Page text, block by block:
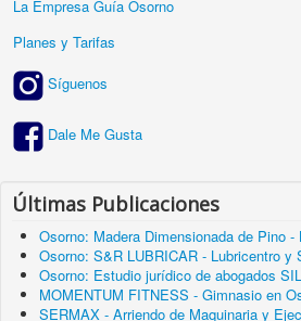
La Empresa Guía Osorno
Planes y Tarifas
Síguenos
Dale Me Gusta
Últimas Publicaciones
Osorno: Madera Dimensionada de Pino -
Osorno: S&R LUBRICAR - Lubricentro y
Osorno: Estudio jurídico de abogados
MOMENTUM FITNESS - Gimnasio en
SERMAX - Arriendo de Maquinaria y